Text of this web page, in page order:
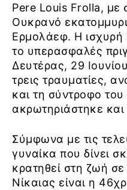
Pere Louis Frolla, με
Ουκρανό
Ερμολάεφ. Η ισχυρή
το υπερασφαλές
Δευτέρας, 29
τρεις τραυματίες,
και τη σύντροφο του
ακρωτηριάστηκε
Σύμφωνα με τις
γυναίκα που δίνει
κρατηθεί στη ζωή
Νίκαιας είναι η